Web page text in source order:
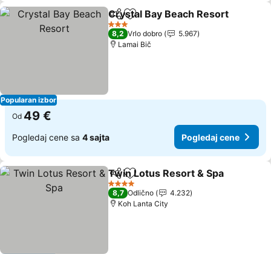
Popularan izbor
Deli Dodati u favorite
Crystal Bay Beach Resort
3 Zvezdice
8,2 Vrlo dobro
5.967
Lamai Bič
Od 49 €
Pogledaj cene sa 4 sajta Pogledaj cene
Deli Dodati u favorite
Twin Lotus Resort & Spa
4 Zvezdice
8,7 Odlično
4.232
Koh Lanta City